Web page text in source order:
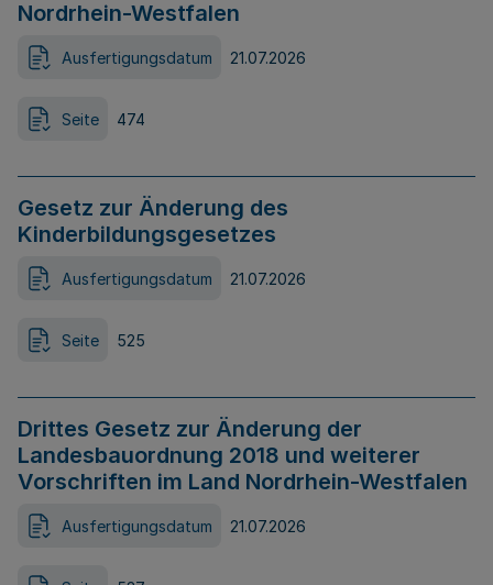
Nordrhein-Westfalen
Ausfertigungsdatum 21.07.2026
Seite 474
Gesetz zur Änderung des
Kinderbildungsgesetzes
Ausfertigungsdatum 21.07.2026
Seite 525
Drittes Gesetz zur Änderung der
Landesbauordnung 2018 und weiterer
Vorschriften im Land Nordrhein-Westfalen
Ausfertigungsdatum 21.07.2026